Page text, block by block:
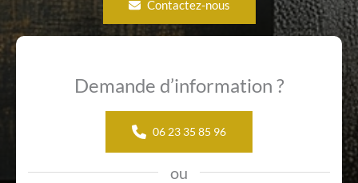
Contactez-nous
Demande d’information ?
06 23 35 85 96
ou